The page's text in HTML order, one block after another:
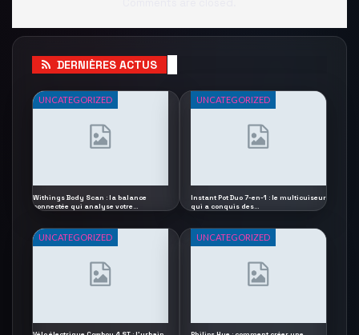
DERNIÈRES ACTUS
UNCATEGORIZED
Withings Body Scan : la balance
connectée qui analyse votre…
UNCATEGORIZED
Instant Pot Duo 7-en-1 : le multicuiseur
qui a conquis des…
UNCATEGORIZED UNCATEGORIZED